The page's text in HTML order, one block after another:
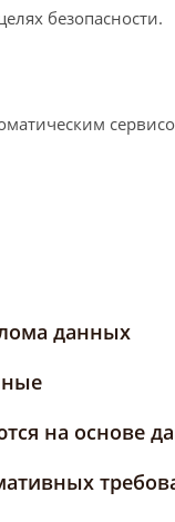
безопасности.
данных
на основе